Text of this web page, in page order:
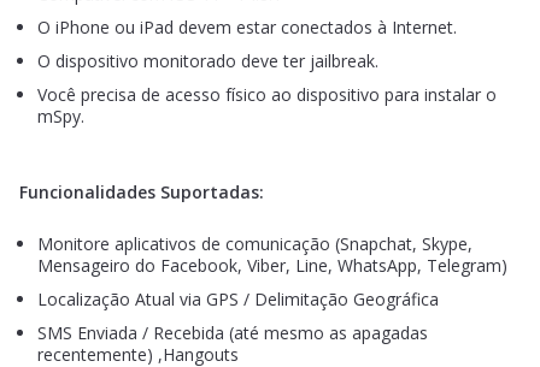
O iPhone ou iPad devem estar conectados à Internet.
O dispositivo monitorado deve ter jailbreak.
Você precisa de acesso físico ao dispositivo para instalar o
mSpy.
Funcionalidades Suportadas:
Monitore aplicativos de comunicação (Snapchat, Skype,
Mensageiro do Facebook, Viber, Line, WhatsApp, Telegram)
Localização Atual via GPS / Delimitação Geográfica
SMS Enviada / Recebida (até mesmo as apagadas
recentemente) ,Hangouts